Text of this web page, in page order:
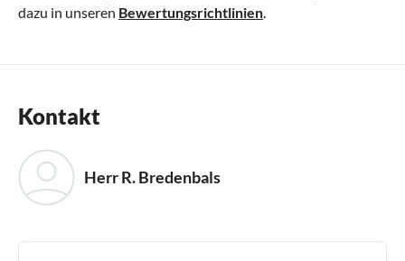
dazu in unseren Bewertungsrichtlinien
Kontakt
Herr R. Bredenbals